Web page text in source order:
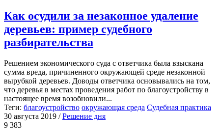
Как осудили за незаконное удаление
деревьев: пример судебного
разбирательства
Решением экономического суда с ответчика была взыскана
сумма вреда, причиненного окружающей среде незаконной
вырубкой деревьев. Доводы ответчика основывались на том,
что деревья в местах проведения работ по благоустройству в
настоящее время возобновили...
Теги: благоустройство окружающая среда Судебная практика
30 августа 2019 /Решение дня
9 383